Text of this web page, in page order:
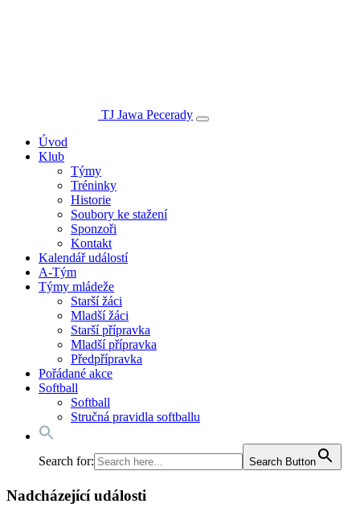
TJ Jawa Pecerady
Úvod
Klub
Týmy
Tréninky
Historie
Soubory ke stažení
Sponzoři
Kontakt
Kalendář událostí
A-Tým
Týmy mládeže
Starší žáci
Mladší žáci
Starší přípravka
Mladší přípravka
Předpřípravka
Pořádané akce
Softball
Softball
Stručná pravidla softballu
Search for: Search Button
Nadcházející události